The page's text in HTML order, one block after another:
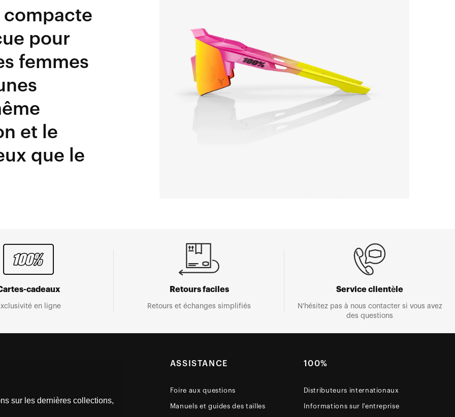
compacte
pour
femmes
et le
que le
cadeaux
en ligne
Retours faciles
Retours et échanges simplifiés
Service clientèle
N'hésitez pas à nous contacter si vous avez
des questions
sur les dernières collections,
ASSISTANCE
Foire aux questions
Manuels et guides des tailles
100%
Distributeurs internationaux
Informations sur l'entreprise